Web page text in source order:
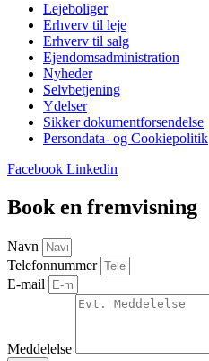
Lejeboliger
Erhverv til leje
Erhverv til salg
Ejendomsadministration
Nyheder
Selvbetjening
Ydelser
Sikker dokumentforsendelse
Persondata- og Cookiepolitik
Facebook Linkedin
Book en fremvisning
Navn
Telefonnummer
E-mail
Meddelelse